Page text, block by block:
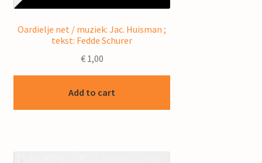
Oardielje net / muziek: Jac. Huisman ;
tekst: Fedde Schurer
€1,00
Add to cart